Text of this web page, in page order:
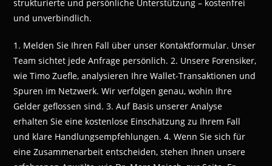
strukturierte und persönliche Unterstützung – kostenfrei
und unverbindlich.
1. Melden Sie Ihren Fall über unser Kontaktformular. Unser
Team sichtet jede Anfrage persönlich. 2. Unsere Forensiker,
wie Timo Zuefle, analysieren Ihre Wallet-Transaktionen und
Spuren im Netzwerk. Wir verfolgen genau, wohin Ihre
Gelder geflossen sind. 3. Auf Basis unserer Analyse
erhalten Sie eine kostenlose Einschätzung zu Ihrem Fall
und klare Handlungsempfehlungen. 4. Wenn Sie sich für
eine Zusammenarbeit entscheiden, stehen Ihnen unsere